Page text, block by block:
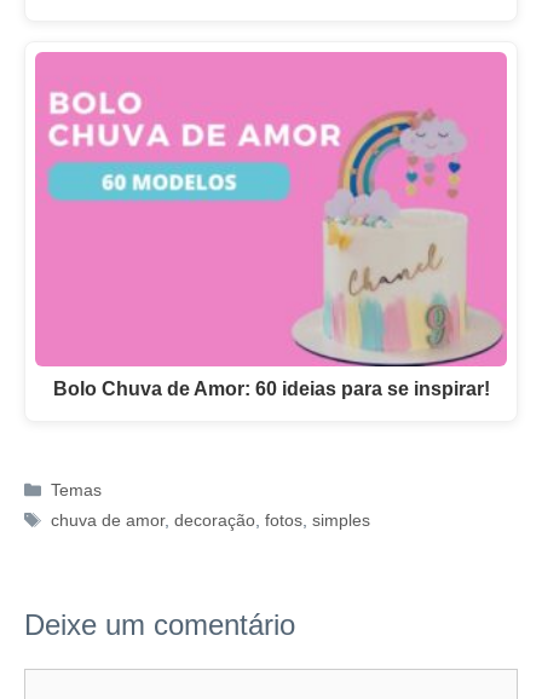
Bolo Chuva de Amor: 60 ideias para se inspirar!
Categorias
Temas
Tags
chuva de amor,decoração ,fotos ,simples
Deixe um comentário